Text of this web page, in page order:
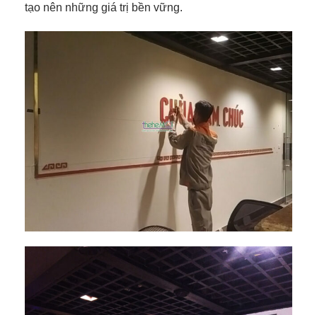
tạo nên những giá trị bền vững.